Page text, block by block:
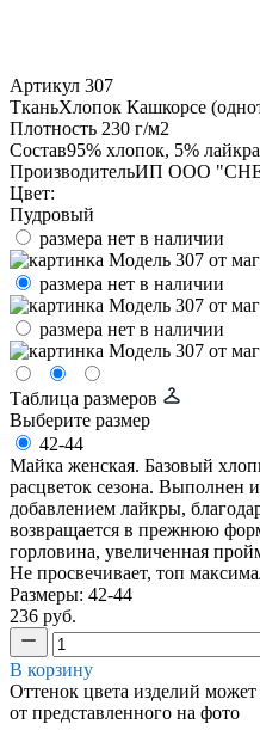
Артикул 307
ТканьХлопок Кашкорсе
Плотность 230 г/м2
Состав95% хлопок, 5% лайкра
ПроизводительИП ООО
Цвет:
Пудровый
размера нет в наличии
размера нет в наличии
размера нет в наличии
Таблица размеров
Выберите размер
42-44
Майка женская. Базовый
расцветок сезона. Выполнен
добавлением лайкры,
возвращается в прежнюю
горловина, увеличенная
Не просвечивает, топ
Размеры: 42-44
236 руб.
В корзину
Оттенок цвета изделий может
от представленного на фото